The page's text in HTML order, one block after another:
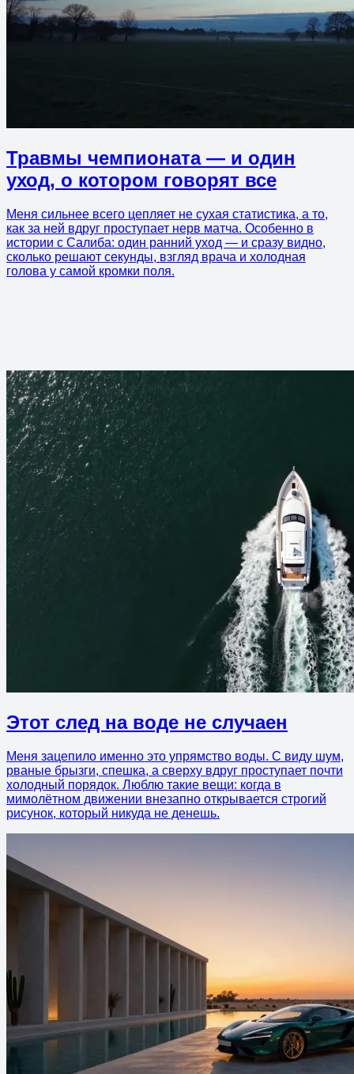
Травмы чемпионата — и один
уход, о котором говорят все
Меня сильнее всего цепляет не сухая статистика, а то,
как за ней вдруг проступает нерв матча. Особенно в
истории с Салиба: один ранний уход — и сразу видно,
сколько решают секунды, взгляд врача и холодная
голова у самой кромки поля.
Этот след на воде не случаен
Меня зацепило именно это упрямство воды. С виду шум,
рваные брызги, спешка, а сверху вдруг проступает почти
холодный порядок. Люблю такие вещи: когда в
мимолётном движении внезапно открывается строгий
рисунок, который никуда не денешь.